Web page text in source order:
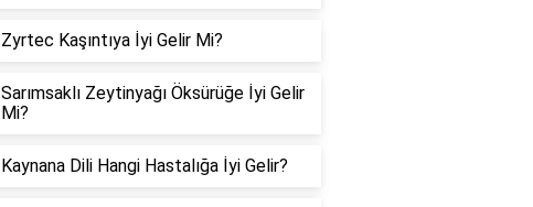
Zyrtec Kaşıntıya İyi Gelir Mi?
Sarımsaklı Zeytinyağı Öksürüğe İyi Gelir
Mi?
Kaynana Dili Hangi Hastalığa İyi Gelir?